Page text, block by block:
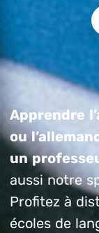
Apprendre
ou
un
aussi notre
Profitez à
écoles de